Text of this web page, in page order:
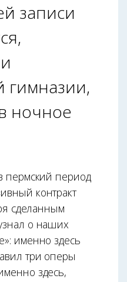
записи
гимназии,
ночное
пермский период
контракт
сделанным
о наших
именно здесь
три оперы
здесь,